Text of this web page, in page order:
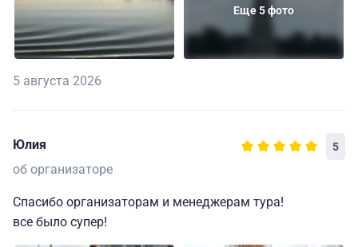
Еще 5 фото
5 августа 2026
Юлия 5
об организаторе
Спасибо организаторам и менеджерам тура!
все было супер!